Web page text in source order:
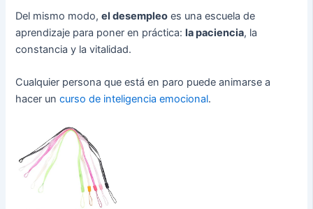
Del mismo modo,el desempleo es una escuela de
aprendizaje para poner en práctica:la paciencia, la
constancia y la vitalidad.
Cualquier persona que está en paro puede animarse a
hacer uncurso de inteligencia emocional.